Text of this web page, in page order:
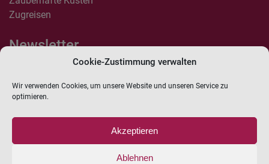
Cookie-Zustimmung verwalten
Wir verwenden Cookies, um unsere Website und unseren Service zu
optimieren.
Akzeptieren
Ablehnen
Zugreisen
Newsletter
Hiermit erkläre ich mich einverstanden, dass LIPPKAU Reisebüro mich
Beiträge informieren darf. Diese Einwilligung kann ich jederzeit
widerrufen. Weitere Hinweise zur Nutzung der Empfängerdaten finden